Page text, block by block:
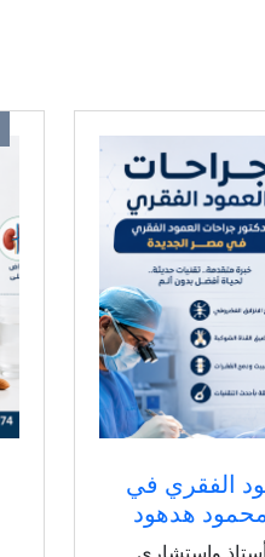
الفقري في
هدهود